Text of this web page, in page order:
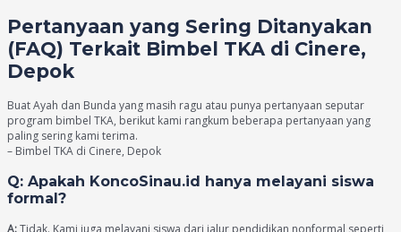
Pertanyaan yang Sering Ditanyakan
(FAQ) Terkait Bimbel TKA di Cinere,
Depok
Buat Ayah dan Bunda yang masih ragu atau punya pertanyaan seputar
program bimbel TKA, berikut kami rangkum beberapa pertanyaan yang
paling sering kami terima.
– Bimbel TKA di Cinere, Depok
Q: Apakah KoncoSinau.id hanya melayani siswa
formal?